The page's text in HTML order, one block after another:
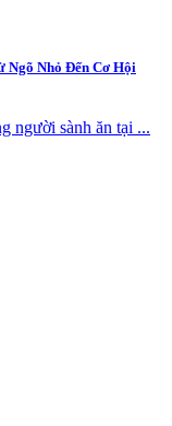
Ngõ Nhỏ Đến Cơ Hội
người sành ăn tại ...